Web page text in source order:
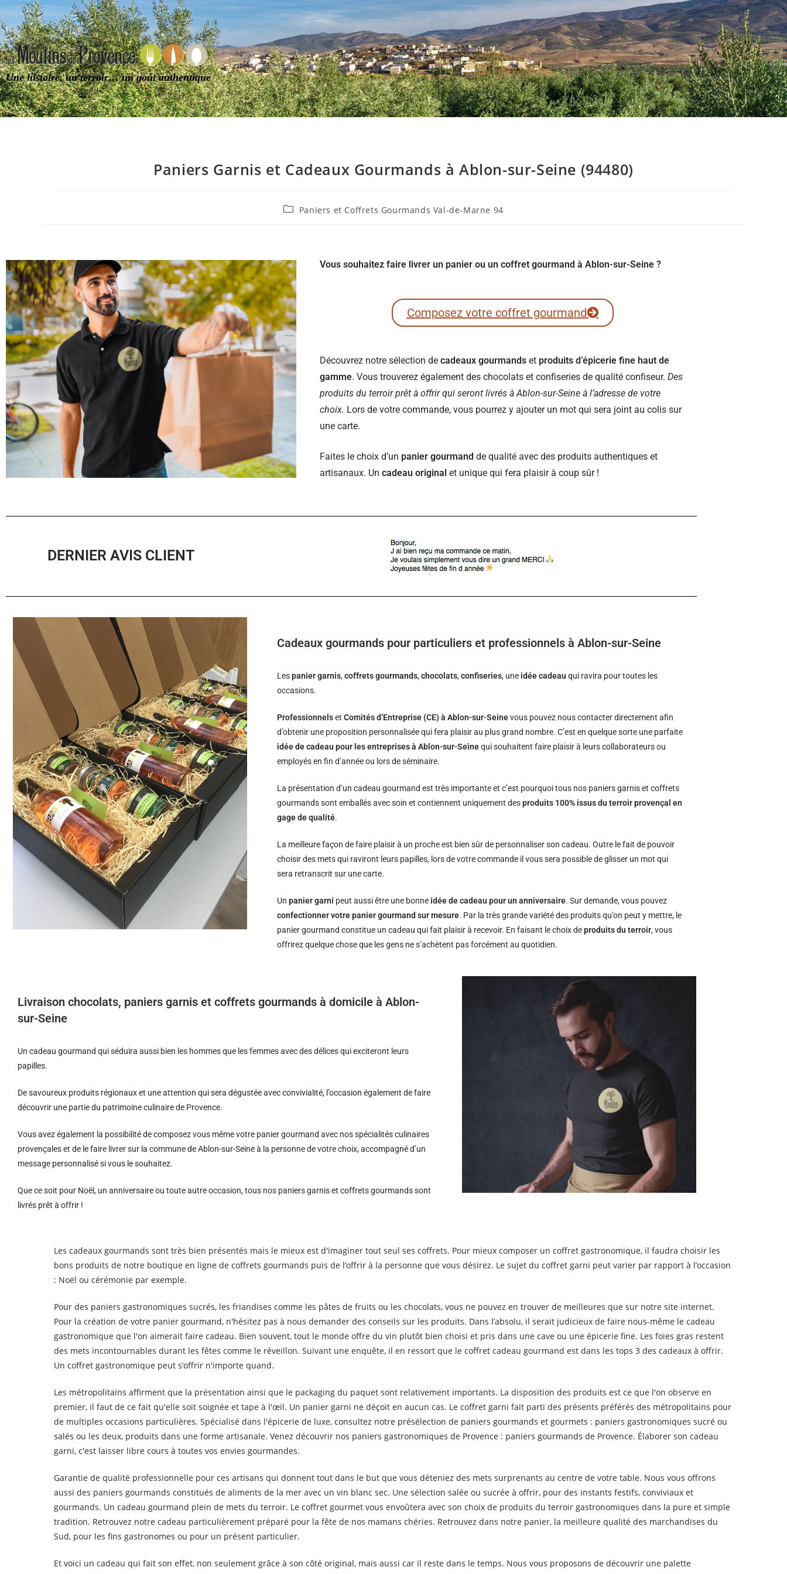
Une histoire, un terroir… un goût authentique
Paniers Garnis et Cadeaux Gourmands à Ablon-sur-Seine (94480)
Paniers et Coffrets Gourmands Val-de-Marne 94
Vous souhaitez faire livrer un panier ou un coffret gourmand à Ablon-sur-Seine ?
Composez votre coffret gourmand
Découvrez notre sélection de cadeaux gourmands et produits d’épicerie fine haut de
gamme. Vous trouverez également des chocolats et confiseries de qualité confiseur. Des
produits du terroir prêt à offrir qui seront livrés à Ablon-sur-Seine à l’adresse de votre
choix. Lors de votre commande, vous pourrez y ajouter un mot qui sera joint au colis sur
une carte.
Faites le choix d’un panier gourmand de qualité avec des produits authentiques et
artisanaux. Un cadeau original et unique qui fera plaisir à coup sûr !
DERNIER AVIS CLIENT
Cadeaux gourmands pour particuliers et professionnels à Ablon-sur-Seine
Lespanier garnis,coffrets gourmands,chocolats,confiseries, une idée cadeau qui ravira pour toutes les
occasions.
ProfessionnelsetComités d’Entreprise (CE) à Ablon-sur-Seinevous pouvez nous contacter directement afin
d’obtenir une proposition personnalisée qui fera plaisir au plus grand nombre. C’est en quelque sorte une parfaite
idée de cadeau pour les entreprises à Ablon-sur-Seinequi souhaitent faire plaisir à leurs collaborateurs ou
employés en fin d’année ou lors de séminaire.
La présentation d’un cadeau gourmand est très importante et c’est pourquoi tous nos paniers garnis et coffrets
gourmands sont emballés avec soin et contiennent uniquement desproduits 100% issus du terroir provençal en
gage de qualité.
La meilleure façon de faire plaisir à un proche est bien sûr de personnaliser son cadeau. Outre le fait de pouvoir
choisir des mets qui raviront leurs papilles, lors de votre commande il vous sera possible de glisser un mot qui
sera retranscrit sur une carte.
Unpanier garni peut aussi être une bonne idée de cadeau pour un anniversaire. Sur demande, vous pouvez
confectionner votre panier gourmand sur mesure. Par la très grande variété des produits qu’on peut y mettre, le
panier gourmand constitue un cadeau qui fait plaisir à recevoir. En faisant le choix deproduits du terroir, vous
offrirez quelque chose que les gens ne s’achètent pas forcément au quotidien.
Livraison chocolats, paniers garnis et coffrets gourmands à domicile à Ablon-
sur-Seine
Un cadeau gourmand qui séduira aussi bien les hommes que les femmes avec des délices qui exciteront leurs
papilles.
De savoureux produits régionaux et une attention qui sera dégustée avec convivialité, l’occasion également de faire
découvrir une partie du patrimoine culinaire de Provence.
Vous avez également la possibilité de composez vous même votre panier gourmand avec nos spécialités culinaires
provençales et de le faire livrer sur la commune de Ablon-sur-Seine à la personne de votre choix, accompagné d’un
message personnalisé si vous le souhaitez.
Que ce soit pour Noël, un anniversaire ou toute autre occasion, tous nos paniers garnis et coffrets gourmands sont
livrés prêt à offrir !
Les cadeaux gourmands sont très bien présentés mais le mieux est d'imaginer tout seul ses coffrets. Pour mieux composer un coffret gastronomique, il faudra choisir les
bons produits de notre boutique en ligne de coffrets gourmands puis de l’offrir à la personne que vous désirez. Le sujet du coffret garni peut varier par rapport à l’occasion
: Noël ou cérémonie par exemple.
Pour des paniers gastronomiques sucrés, les friandises comme les pâtes de fruits ou les chocolats, vous ne pouvez en trouver de meilleures que sur notre site internet.
Pour la création de votre panier gourmand, n'hésitez pas à nous demander des conseils sur les produits. Dans l’absolu, il serait judicieux de faire nous-même le cadeau
gastronomique que l'on aimerait faire cadeau. Bien souvent, tout le monde offre du vin plutôt bien choisi et pris dans une cave ou une épicerie fine. Les foies gras restent
des mets incontournables durant les fêtes comme le réveillon. Suivant une enquête, il en ressort que le coffret cadeau gourmand est dans les tops 3 des cadeaux à offrir.
Un coffret gastronomique peut s’offrir n'importe quand.
Les métropolitains affirment que la présentation ainsi que le packaging du paquet sont relativement importants. La disposition des produits est ce que l'on observe en
premier, il faut de ce fait qu'elle soit soignée et tape à l'œil. Un panier garni ne déçoit en aucun cas. Le coffret garni fait parti des présents préférés des métropolitains pour
de multiples occasions particulières. Spécialisé dans l'épicerie de luxe, consultez notre présélection de paniers gourmands et gourmets : paniers gastronomiques sucré ou
salés ou les deux, produits dans une forme artisanale. Venez découvrir nos paniers gastronomiques de Provence : paniers gourmands de Provence. Élaborer son cadeau
garni, c'est laisser libre cours à toutes vos envies gourmandes.
Garantie de qualité professionnelle pour ces artisans qui donnent tout dans le but que vous déteniez des mets surprenants au centre de votre table. Nous vous offrons
aussi des paniers gourmands constitués de aliments de la mer avec un vin blanc sec. Une sélection salée ou sucrée à offrir, pour des instants festifs, conviviaux et
gourmands. Un cadeau gourmand plein de mets du terroir. Le coffret gourmet vous envoûtera avec son choix de produits du terroir gastronomiques dans la pure et simple
tradition. Retrouvez notre cadeau particulièrement préparé pour la fête de nos mamans chéries. Retrouvez dans notre panier, la meilleure qualité des marchandises du
Sud, pour les fins gastronomes ou pour un présent particulier.
Et voici un cadeau qui fait son effet, non seulement grâce à son côté original, mais aussi car il reste dans le temps. Nous vous proposons de découvrir une palette